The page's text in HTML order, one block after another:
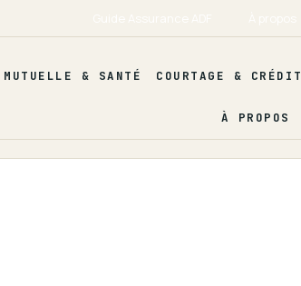
MUTUELLE & SANTÉ COURTAGE & CRÉDIT
À PROPOS